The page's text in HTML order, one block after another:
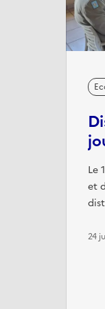
Le
et
24